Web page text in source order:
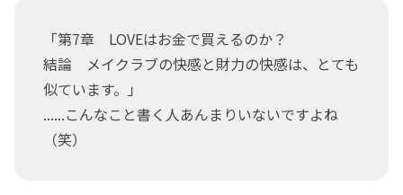
「第7章 LOVEはお金で買えるのか？
結論 メイクラブの快感と財力の快感は、とても
似ています。」
......こんなこと書く人あんまりいないですよね
（笑）